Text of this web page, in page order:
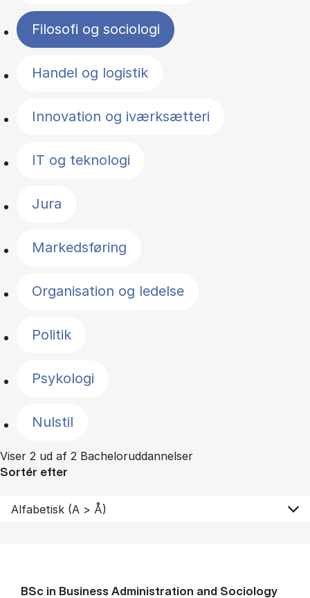
Filosofi og sociologi
Handel og logistik
Innovation og iværksætteri
IT og teknologi
Jura
Markedsføring
Organisation og ledelse
Politik
Psykologi
Nulstil
Viser 2 ud af 2 Bacheloruddannelser
Sortér efter
BSc in Busi­ness Ad­min­is­tra­tion and So­ci­ology